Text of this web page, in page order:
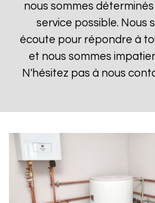
nous sommes
service possible. Nous
écoute pour répondre à
et nous sommes
N'hésitez pas à nous